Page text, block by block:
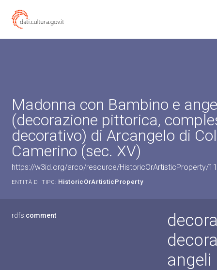
Madonna con Bambino e
(decorazione pittorica,
decorativo) di Arcangelo di
Camerino (sec. XV)
https://w3id.org/arco/resource/HistoricOrArtisticProperty/
ENTITÀ DI TIPO: HistoricOrArtisticProperty
rdfs:comment
angeli